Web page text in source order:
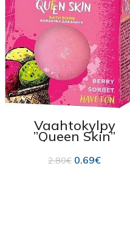
Vaahtokylpy
”Queen Skin”
marjoilla 75g
2.80€ 0.69€